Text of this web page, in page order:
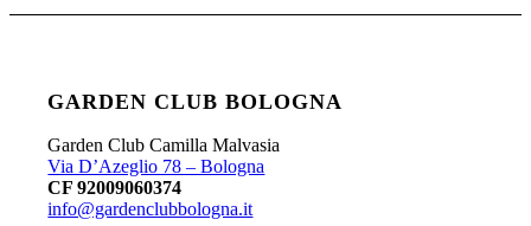
GARDEN CLUB BOLOGNA
Garden Club Camilla Malvasia
Via D’Azeglio 78 – Bologna
CF 92009060374
info@gardenclubbologna.it